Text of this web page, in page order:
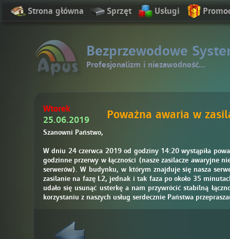
Strona główna Sprzęt Usługi
Bezprzewodowe
Profesjonalizm i niezawodność...
Wtorek
25.06.2019
Poważna awaria w
Szanowni Państwo,
W dniu 24 czerwca 2019 od godziny 14:20 wystąpiła
godzinne przerwy w łączności (nasze zasilacze awaryjne
serwerów). W budynku, w którym znajduje się nasza
zasilanie na fazę L2, jednak i tak faza po około 35
udało się usunąć usterkę a nam przywrócić stabilną
korzystaniu z naszych usług serdecznie Państwa